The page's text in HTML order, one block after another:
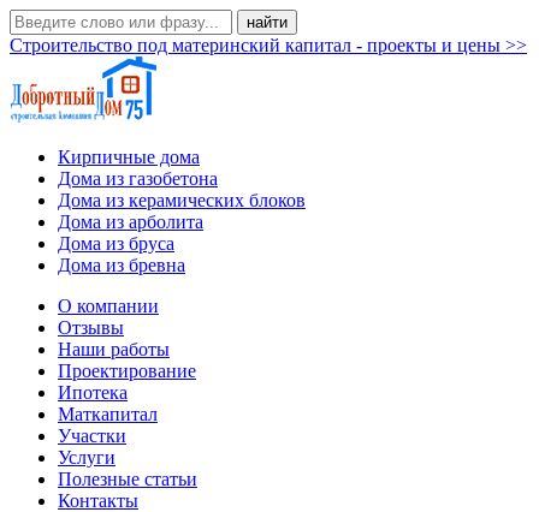
Строительство под материнский капитал - проекты и цены >>
Кирпичные дома
Дома из газобетона
Дома из керамических блоков
Дома из арболита
Дома из бруса
Дома из бревна
О компании
Отзывы
Наши работы
Проектирование
Ипотека
Маткапитал
Участки
Услуги
Полезные статьи
Контакты